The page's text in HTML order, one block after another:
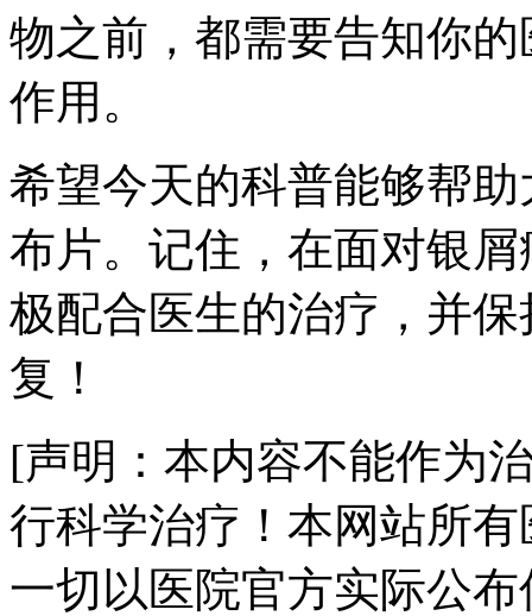
物之前，都需要告知你
作用。
希望今天的科普能够帮
布片。记住，在面对银
极配合医生的治疗，并
复！
[声明：本内容不能作为
行科学治疗！本网站所
一切以医院官方实际公